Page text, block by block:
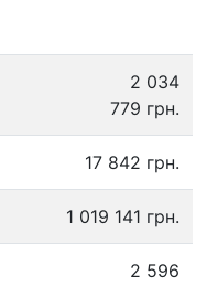
2 034
779 грн.
17 842 грн.
1 019 141 грн.
2 596